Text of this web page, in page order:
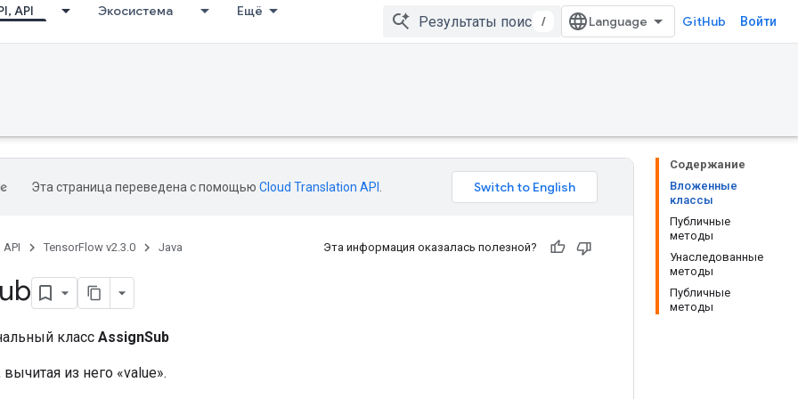
API Экосистема Ещё
/ GitHub Войти
Содержание
Вложенные
классы
Публичные
методы
Унаследованные
методы
Публичные
методы
Эта страница переведена с помощью Cloud Translation API
API TensorFlow v2.3.0 Java Эта информация оказалась полезной?
класс AssignSub
из него «value».